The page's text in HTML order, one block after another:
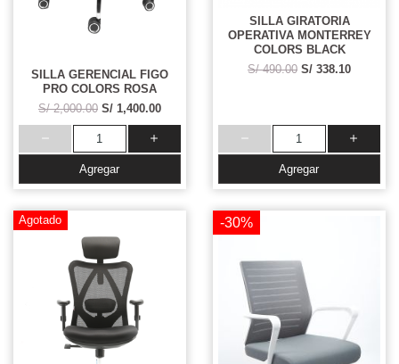
SILLA GERENCIAL FIGO
PRO COLORS ROSA
S/ 2,000.00 S/ 1,400.00
Agregar
SILLA GIRATORIA
OPERATIVA MONTERREY
COLORS BLACK
S/ 490.00 S/ 338.10
Agregar
Agotado -30%